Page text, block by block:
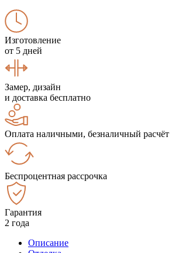
Изготовление
от 5 дней
Замер, дизайн
и доставка бесплатно
Оплата наличными, безналичный расчёт
Беспроцентная рассрочка
Гарантия
2 года
Описание